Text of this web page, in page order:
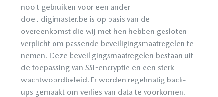
nooit gebruiken voor een ander
doel. digimaster.be is op basis van de
overeenkomst die wij met hen hebben gesloten
verplicht om passende beveiligingsmaatregelen te
nemen. Deze beveiligingsmaatregelen bestaan uit
de toepassing van SSL-encryptie en een sterk
wachtwoordbeleid. Er worden regelmatig back-
ups gemaakt om verlies van data te voorkomen.